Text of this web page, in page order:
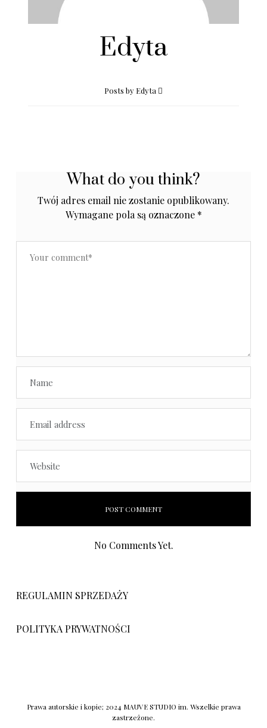
Edyta
Posts by Edyta
What do you think?
Twój adres email nie zostanie opublikowany.
Wymagane pola są oznaczone *
No Comments Yet.
REGULAMIN SPRZEDAŻY
POLITYKA PRYWATNOŚCI
Prawa autorskie i kopie; 2024 MAUVE STUDIO im. Wszelkie prawa
zastrzeżone.